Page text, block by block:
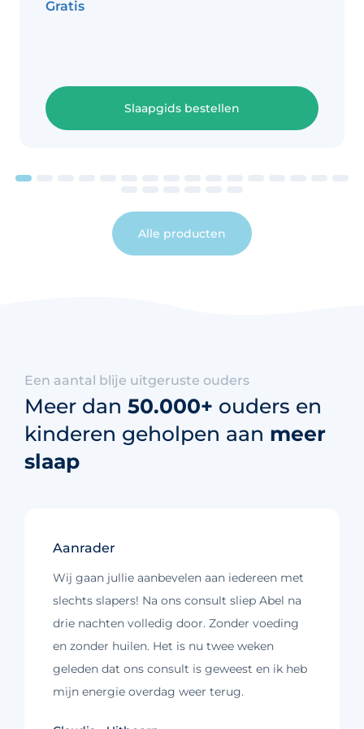
Alle producten
Gratis
Slaapgids bestellen
Een aantal blije uitgeruste ouders
Meer dan 50.000+ ouders en
kinderen geholpen aan meer
slaap
Aanrader
Wij gaan jullie aanbevelen aan iedereen met
slechts slapers! Na ons consult sliep Abel na
drie nachten volledig door. Zonder voeding
en zonder huilen. Het is nu twee weken
geleden dat ons consult is geweest en ik heb
mijn energie overdag weer terug.
Kim - Loosdrecht